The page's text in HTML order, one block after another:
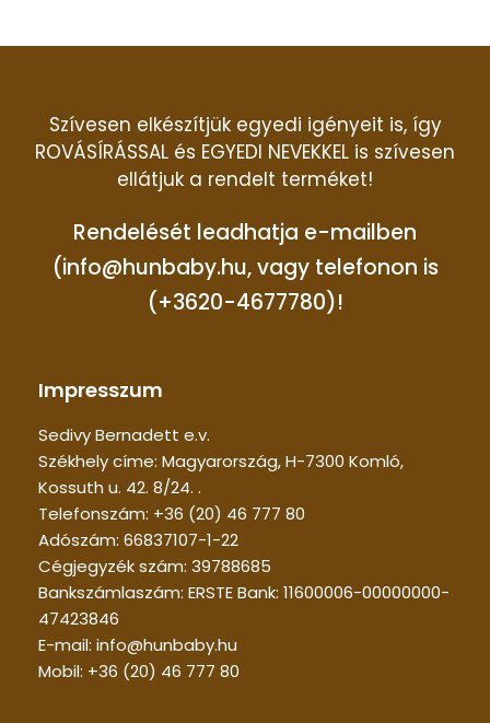
Szívesen elkészítjük egyedi igényeit is, így
ROVÁSÍRÁSSAL és EGYEDI NEVEKKEL is szívesen
ellátjuk a rendelt terméket!
Rendelését leadhatja e-mailben
(info@hunbaby.hu, vagy telefonon is
(+3620-4677780)!
Impresszum
Sedivy Bernadett e.v.
Székhely címe: Magyarország, H-7300 Komló,
Kossuth u. 42. 8/24. .
Telefonszám: +36 (20) 46 777 80
Adószám: 66837107-1-22
Cégjegyzék szám: 39788685
Bankszámlaszám: ERSTE Bank: 11600006-00000000-
47423846
E-mail: info@hunbaby.hu
Mobil: +36 (20) 46 777 80